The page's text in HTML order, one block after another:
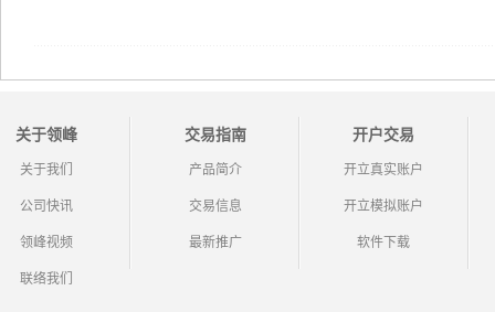
关于领峰
关于我们
公司快讯
领峰视频
联络我们
交易指南
产品简介
交易信息
最新推广
开户交易
开立真实账户
开立模拟账户
软件下载